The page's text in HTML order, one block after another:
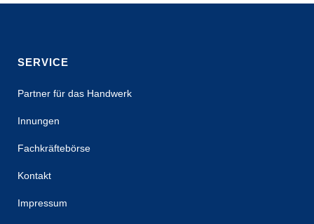
SERVICE
Partner für das Handwerk
Innungen
Fachkräftebörse
Kontakt
Impressum